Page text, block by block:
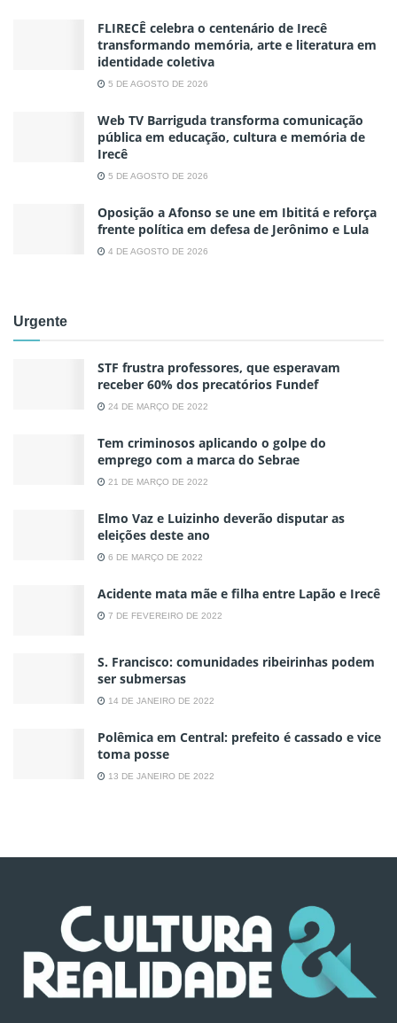
FLIRECÊ celebra o centenário de Irecê
transformando memória, arte e literatura em
identidade coletiva
5 DE AGOSTO DE 2026
Web TV Barriguda transforma comunicação
pública em educação, cultura e memória de
Irecê
5 DE AGOSTO DE 2026
Oposição a Afonso se une em Ibititá e reforça
frente política em defesa de Jerônimo e Lula
4 DE AGOSTO DE 2026
Urgente
STF frustra professores, que esperavam
receber 60% dos precatórios Fundef
24 DE MARÇO DE 2022
Tem criminosos aplicando o golpe do
emprego com a marca do Sebrae
21 DE MARÇO DE 2022
Elmo Vaz e Luizinho deverão disputar as
eleições deste ano
6 DE MARÇO DE 2022
Acidente mata mãe e filha entre Lapão e Irecê
7 DE FEVEREIRO DE 2022
S. Francisco: comunidades ribeirinhas podem
ser submersas
14 DE JANEIRO DE 2022
Polêmica em Central: prefeito é cassado e vice
toma posse
13 DE JANEIRO DE 2022